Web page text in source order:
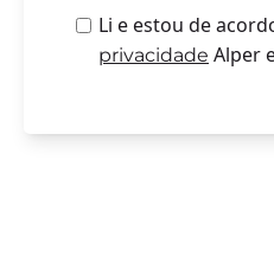
Li e estou de
privacidade Alper